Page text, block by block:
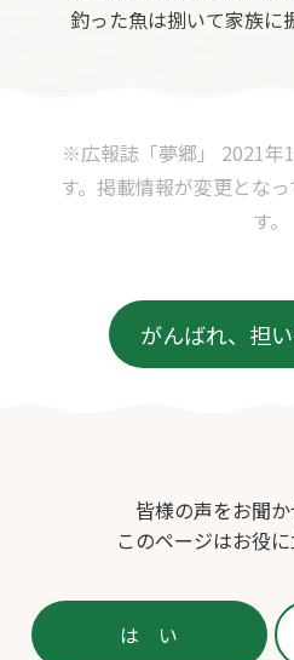
釣った魚は捌いて家族に
※広報誌「夢郷」 2021年
す。掲載情報が変更とな
す。
がんばれ、担
皆様の声をお聞か
このページはお役